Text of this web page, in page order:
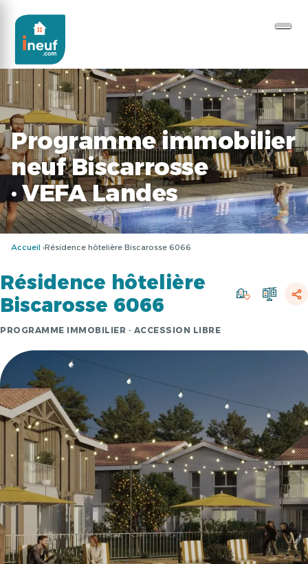
Programme immobilier
neuf Biscarrosse
· VEFA Landes
Accueil Résidence hôtelière Biscarosse 6066
Résidence hôtelière
Biscarosse 6066
PROGRAMME IMMOBILIER · ACCESSION LIBRE